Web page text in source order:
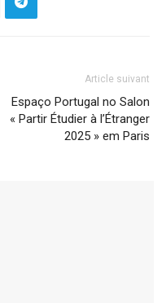
Article suivant
Espaço Portugal no Salon
« Partir Étudier à l’Étranger
2025 » em Paris